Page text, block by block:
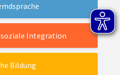
Integration
Bildung